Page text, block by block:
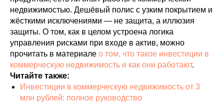
недвижимостью. Дешёвый полис с узким покрытием и
жёсткими исключениями — не защита, а иллюзия
защиты. О том, как в целом устроена логика
управления рисками при входе в актив, можно
прочитать в материале о том, что такое инвестиции в
коммерческую недвижимость и как они работают.
Читайте также:
Инвестиции в коммерческую недвижимость от 3
млн рублей: полное руководство